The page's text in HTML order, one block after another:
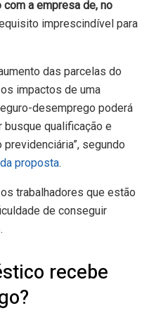
a empresa de, no
imprescindível para
das parcelas do
impactos de uma
desemprego poderá
busque qualificação e
segundo
proposta.
trabalhadores que estão
de conseguir
recebe